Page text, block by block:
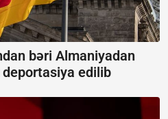
bəri Almaniyadan
edilib